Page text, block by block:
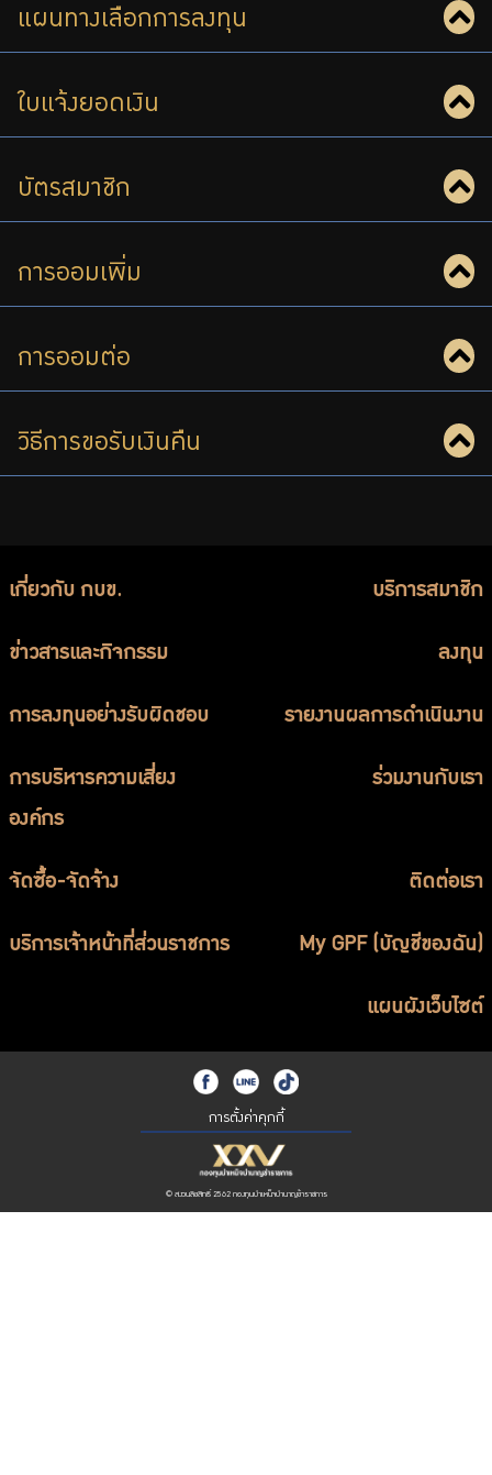
แผนทางเลือกการลงทุน
ใบแจ้งยอดเงิน
บัตรสมาชิก
การออมเพิ่ม
การออมต่อ
วิธีการขอรับเงินคืน
เกี่ยวกับ กบข. บริการสมาชิก
ข่าวสารและกิจกรรม ลงทุน
การลงทุนอย่างรับผิดชอบ รายงานผลการดำเนินงาน
การบริหารความเสี่ยง
องค์กร
ร่วมงานกับเรา
จัดซื้อ-จัดจ้าง ติดต่อเรา
บริการเจ้าหน้าที่ส่วนราชการ My GPF (บัญชีของฉัน)
แผนผังเว็บไซต์
การตั้งค่าคุกกี้
© สงวนลิขสิทธิ์ 2562 กองทุนบำเหน็จบำนาญข้าราชการ